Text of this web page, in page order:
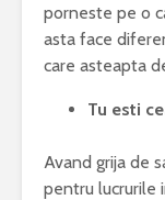
porneste pe o
asta face
care asteapta
Tu esti
Avand grija de
pentru lucrurile